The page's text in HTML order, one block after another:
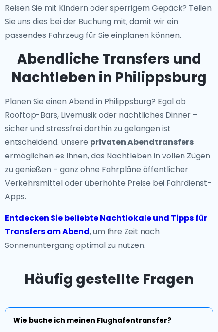
Reisen Sie mit Kindern oder sperrigem Gepäck? Teilen
Sie uns dies bei der Buchung mit, damit wir ein
passendes Fahrzeug für Sie einplanen können.
Abendliche Transfers und
Nachtleben in Philippsburg
Planen Sie einen Abend in Philippsburg? Egal ob
Rooftop-Bars, Livemusik oder nächtliches Dinner –
sicher und stressfrei dorthin zu gelangen ist
entscheidend. Unsere privaten Abendtransfers
ermöglichen es Ihnen, das Nachtleben in vollen Zügen
zu genießen – ganz ohne Fahrpläne öffentlicher
Verkehrsmittel oder überhöhte Preise bei Fahrdienst-
Apps.
Entdecken Sie beliebte Nachtlokale und Tipps für
Transfers am Abend, um Ihre Zeit nach
Sonnenuntergang optimal zu nutzen.
Häufig gestellte Fragen
Wie buche ich meinen Flughafentransfer?